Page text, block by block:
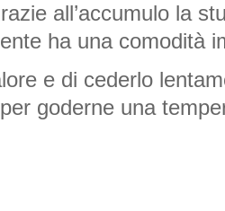
all’accumulo la
ha una comodità
e di cederlo
goderne una